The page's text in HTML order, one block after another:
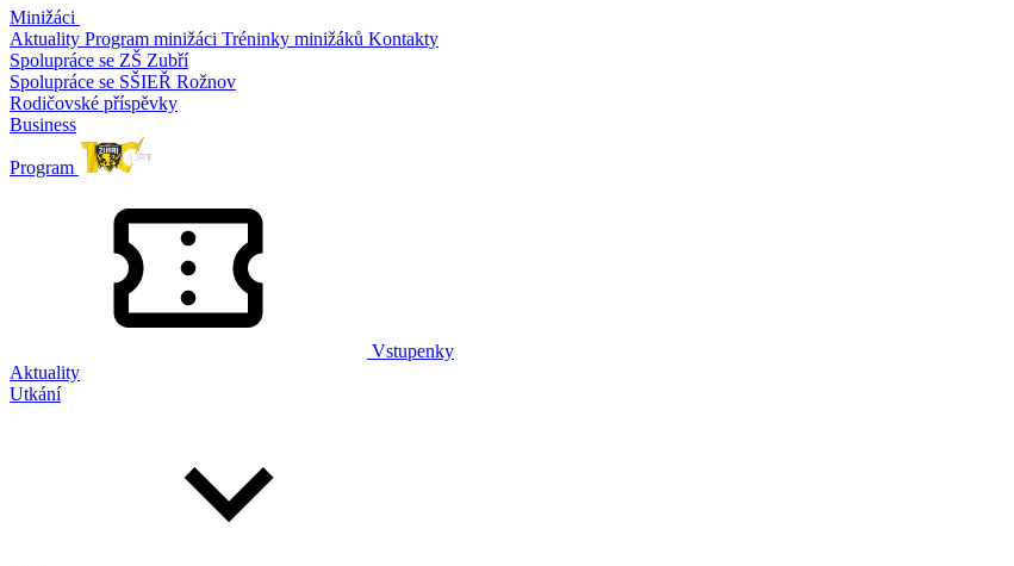
Minižáci
Aktuality Program minižáci Tréninky minižáků Kontakty
Spolupráce se ZŠ Zubří
Spolupráce se SŠIEŘ Rožnov
Rodičovské příspěvky
Business
Program
Vstupenky
Aktuality
Utkání